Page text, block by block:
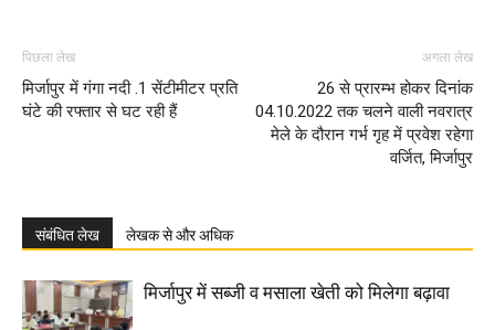
पिछला लेख
मिर्जापुर में गंगा नदी .1 सेंटीमीटर प्रति
घंटे की रफ्तार से घट रही हैं
अगला लेख
26 से प्रारम्भ होकर दिनांक
04.10.2022 तक चलने वाली नवरात्र
मेले के दौरान गर्भ गृह में प्रवेश रहेगा
वर्जित, मिर्जापुर
संबंधित लेख लेखक से और अधिक
मिर्जापुर में सब्जी व मसाला खेती को मिलेगा बढ़ावा